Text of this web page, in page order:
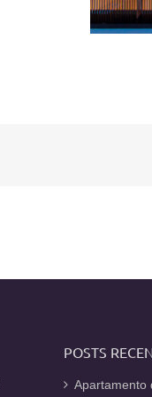
POSTS
Apartamento